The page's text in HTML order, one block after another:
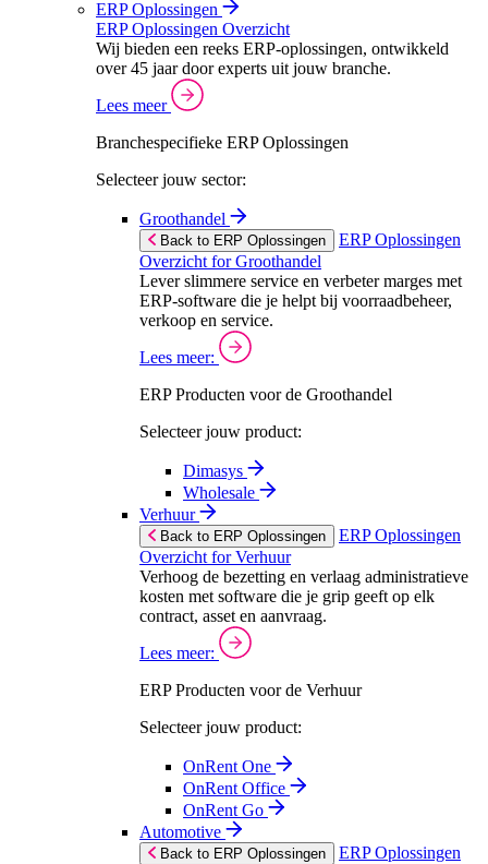
ERP Oplossingen
ERP Oplossingen Overzicht
Wij bieden een reeks ERP-oplossingen, ontwikkeld
over 45 jaar door experts uit jouw branche.
Lees meer
Branchespecifieke ERP Oplossingen
Selecteer jouw sector:
Groothandel
Back to ERP Oplossingen
ERP Oplossingen
Overzicht for Groothandel
Lever slimmere service en verbeter marges met
ERP-software die je helpt bij voorraadbeheer,
verkoop en service.
Lees meer:
ERP Producten voor de Groothandel
Selecteer jouw product:
Dimasys
Wholesale
Verhuur
Back to ERP Oplossingen
ERP Oplossingen
Overzicht for Verhuur
Verhoog de bezetting en verlaag administratieve
kosten met software die je grip geeft op elk
contract, asset en aanvraag.
Lees meer:
ERP Producten voor de Verhuur
Selecteer jouw product:
OnRent One
OnRent Office
OnRent Go
Automotive
Back to ERP Oplossingen
ERP Oplossingen